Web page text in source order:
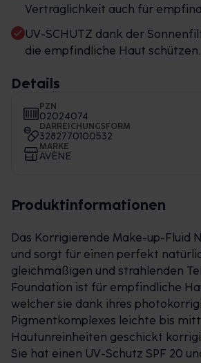
Verträglichkeit auch für
UV-SCHUTZ dank der
die empfindliche Haut schützen.
Details
PZN
02024074
DARREICHUNGSFORM
3282770100532
MARKE
AVÈNE
Produktinformationen
Das Korrigierende Make-up-Fluid
und sorgt für einen perfekt
gleichmäßigen und strahlenden
Foundation ist für empfindliche
welcher sie dank ihres
Pigmentkomplexes leichte bis
Hautunreinheiten geschickt
Sie hat einen UV-Schutz SPF 20